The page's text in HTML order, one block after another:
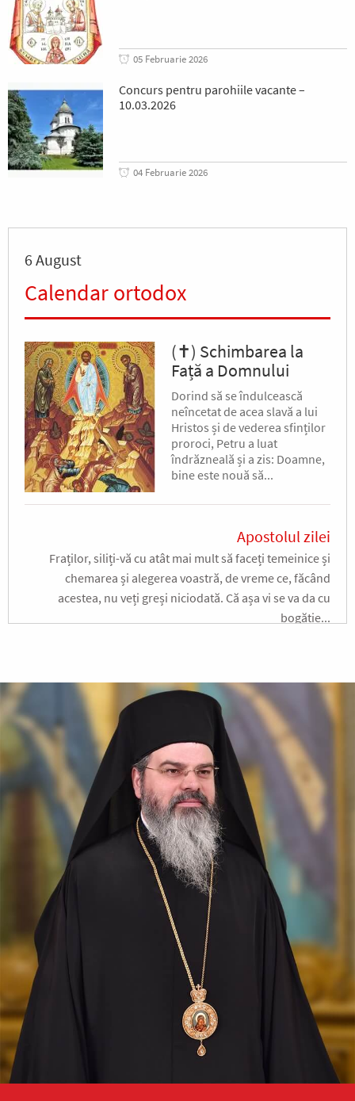
05 Februarie 2026
Concurs pentru parohiile vacante –
10.03.2026
04 Februarie 2026
6 August
Calendar ortodox
(✝) Schimbarea la
Față a Domnului
Dorind să se îndulcească
neîncetat de acea slavă a lui
Hristos și de vederea sfinților
proroci, Petru a luat
îndrăzneală și a zis: Doamne,
bine este nouă să...
Apostolul zilei
Fraților, siliți-vă cu atât mai mult să faceți temeinice și
chemarea și alegerea voastră, de vreme ce, făcând
acestea, nu veți greși niciodată. Că așa vi se va da cu
bogăție...
Evanghelia zilei
În vremea aceea a luat Iisus cu Sine pe Petru și pe Iacov și
pe Ioan, fratele lui, și i-a dus într-un munte înalt, de o
parte. Și S-a schimbat la față înaintea lor...
Ev. Matei 17, 1-9
doxologia.ro
Preia articolele Doxologia în site-ul tău!